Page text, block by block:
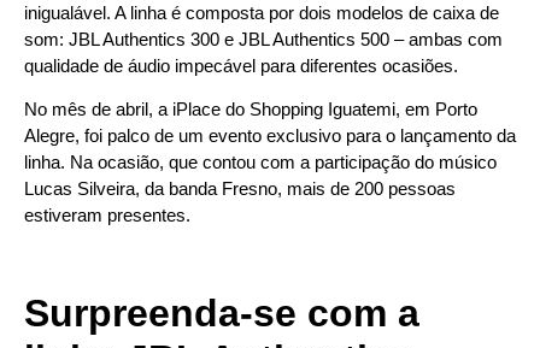
inigualável. A linha é composta por dois modelos de caixa de
som: JBL Authentics 300 e JBL Authentics 500 – ambas com
qualidade de áudio impecável para diferentes ocasiões.
No mês de abril, a iPlace do Shopping Iguatemi, em Porto
Alegre, foi palco de um evento exclusivo para o lançamento da
linha. Na ocasião, que contou com a participação do músico
Lucas Silveira, da banda Fresno, mais de 200 pessoas
estiveram presentes.
Surpreenda-se com a